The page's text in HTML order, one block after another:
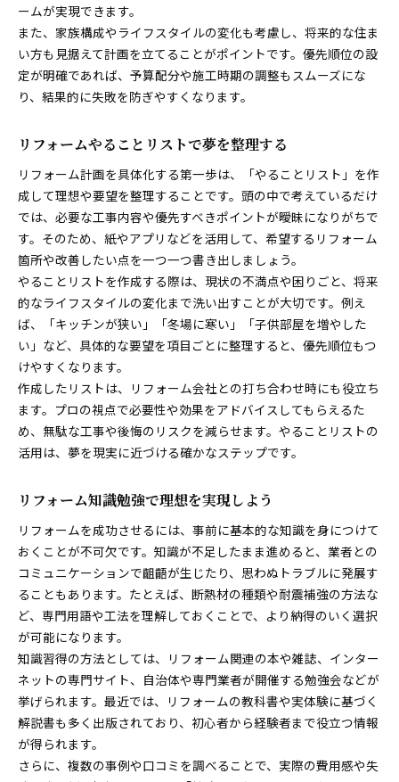
ームが実現できます。
また、家族構成やライフスタイルの変化も考慮し、将来的な住ま
い方も見据えて計画を立てることがポイントです。優先順位の設
定が明確であれば、予算配分や施工時期の調整もスムーズにな
り、結果的に失敗を防ぎやすくなります。
リフォームやることリストで夢を整理する
リフォーム計画を具体化する第一歩は、「やることリスト」を作
成して理想や要望を整理することです。頭の中で考えているだけ
では、必要な工事内容や優先すべきポイントが曖昧になりがちで
す。そのため、紙やアプリなどを活用して、希望するリフォーム
箇所や改善したい点を一つ一つ書き出しましょう。
やることリストを作成する際は、現状の不満点や困りごと、将来
的なライフスタイルの変化まで洗い出すことが大切です。例え
ば、「キッチンが狭い」「冬場に寒い」「子供部屋を増やした
い」など、具体的な要望を項目ごとに整理すると、優先順位もつ
けやすくなります。
作成したリストは、リフォーム会社との打ち合わせ時にも役立ち
ます。プロの視点で必要性や効果をアドバイスしてもらえるた
め、無駄な工事や後悔のリスクを減らせます。やることリストの
活用は、夢を現実に近づける確かなステップです。
リフォーム知識勉強で理想を実現しよう
リフォームを成功させるには、事前に基本的な知識を身につけて
おくことが不可欠です。知識が不足したまま進めると、業者との
コミュニケーションで齟齬が生じたり、思わぬトラブルに発展す
ることもあります。たとえば、断熱材の種類や耐震補強の方法な
ど、専門用語や工法を理解しておくことで、より納得のいく選択
が可能になります。
知識習得の方法としては、リフォーム関連の本や雑誌、インター
ネットの専門サイト、自治体や専門業者が開催する勉強会などが
挙げられます。最近では、リフォームの教科書や実体験に基づく
解説書も多く出版されており、初心者から経験者まで役立つ情報
が得られます。
さらに、複数の事例や口コミを調べることで、実際の費用感や失